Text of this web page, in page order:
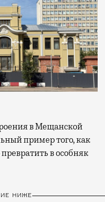
пример того, как
в особняк
НИЖЕ